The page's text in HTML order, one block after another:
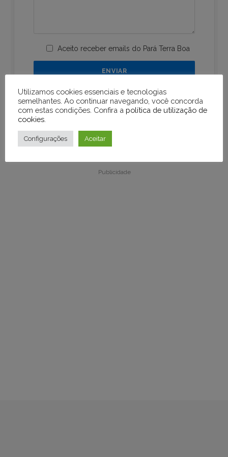
Aceito receber emails do Pará Terra Boa
Publicidade
Publicidade
Utilizamos cookies essenciais e tecnologias
semelhantes. Ao continuar navegando, você concorda
com estas condições. Confira a política de utilização de
cookies
Configurações Aceitar